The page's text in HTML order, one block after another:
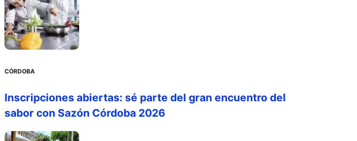
CÓRDOBA
Inscripciones abiertas: sé parte del gran encuentro del
sabor con Sazón Córdoba 2026